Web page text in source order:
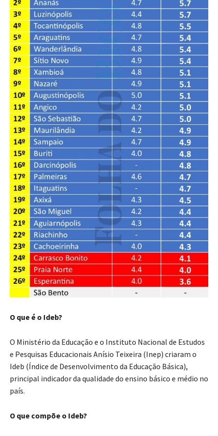
O que é o Ideb?
O Ministério da Educação e o Instituto Nacional de Estudos
e Pesquisas Educacionais Anísio Teixeira (Inep) criaram o
Ideb (Índice de Desenvolvimento da Educação Básica),
principal indicador da qualidade do ensino básico e médio no
país.
O que compõe o Ideb?